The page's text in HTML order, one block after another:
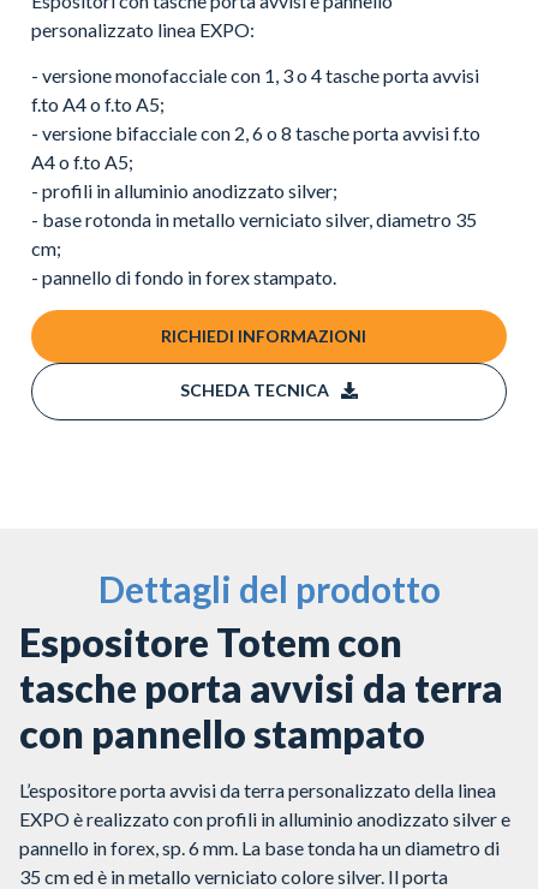
personalizzato linea EXPO:
- versione monofacciale con 1, 3 o 4 tasche porta avvisi
f.to A4 o f.to A5;
- versione bifacciale con 2, 6 o 8 tasche porta avvisi f.to
A4 o f.to A5;
- profili in alluminio anodizzato silver;
- base rotonda in metallo verniciato silver, diametro 35
cm;
- pannello di fondo in forex stampato.
RICHIEDI INFORMAZIONI
SCHEDA TECNICA
Dettagli del prodotto
Espositore Totem con
tasche porta avvisi da terra
con pannello stampato
L’espositore porta avvisi da terra personalizzato della linea
EXPO è realizzato con profili in alluminio anodizzato silver e
pannello in forex, sp. 6 mm. La base tonda ha un diametro di
35 cm ed è in metallo verniciato colore silver. Il porta